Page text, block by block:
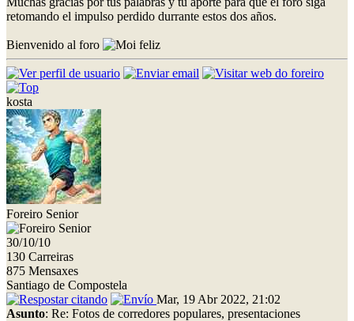
retomando el impulso perdido durrante estos dos años.
Bienvenido al foro
kosta
Foreiro Senior
30/10/10
130 Carreiras
875 Mensaxes
Santiago de Compostela
Mar, 19 Abr 2022, 21:02
Asunto: Re: Fotos de corredores populares, presentaciones